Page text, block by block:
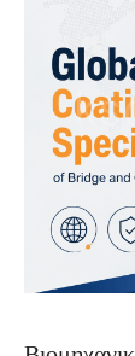
JT/T
K